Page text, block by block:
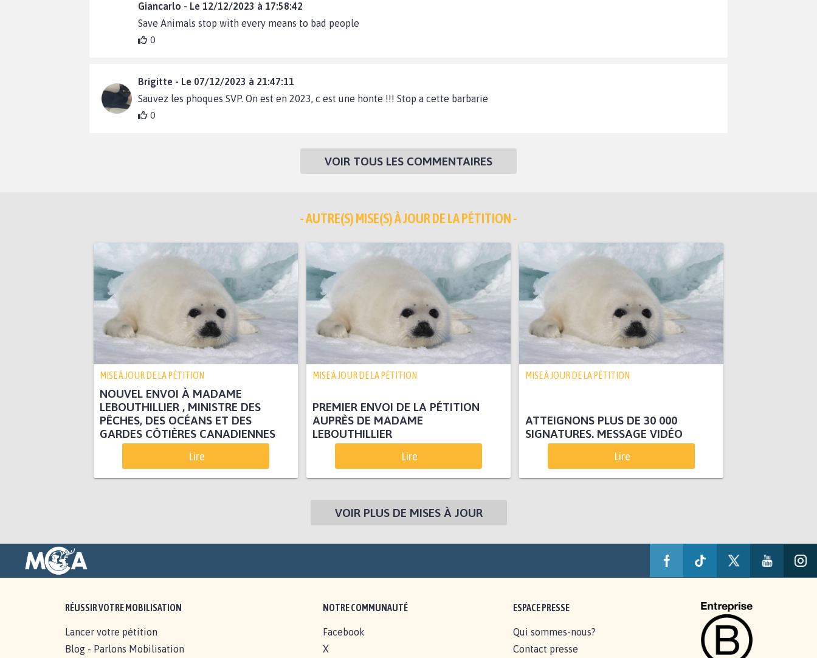
Giancarlo - Le 12/12/2023 à 17:58:42
Save Animals stop with every means to bad people
0
Brigitte - Le 07/12/2023 à 21:47:11
Sauvez les phoques SVP. On est en 2023, c est une honte !!! Stop a cette barbarie
0
VOIR TOUS LES COMMENTAIRES
- AUTRE(S) MISE(S) À JOUR DE LA PÉTITION -
MISE À JOUR DE LA PÉTITION
NOUVEL ENVOI À MADAME
LEBOUTHILLIER , MINISTRE DES
PÊCHES, DES OCÉANS ET DES
GARDES CÔTIÈRES CANADIENNES
Lire
MISE À JOUR DE LA PÉTITION
PREMIER ENVOI DE LA PÉTITION
AUPRÈS DE MADAME
LEBOUTHILLIER
Lire
MISE À JOUR DE LA PÉTITION
ATTEIGNONS PLUS DE 30 000
SIGNATURES. MESSAGE VIDÉO
Lire
VOIR PLUS DE MISES À JOUR
RÉUSSIR VOTRE MOBILISATION
Lancer votre pétition
Blog - Parlons Mobilisation
NOTRE COMMUNAUTÉ
Facebook
X
ESPACE PRESSE
Qui sommes-nous?
Contact presse